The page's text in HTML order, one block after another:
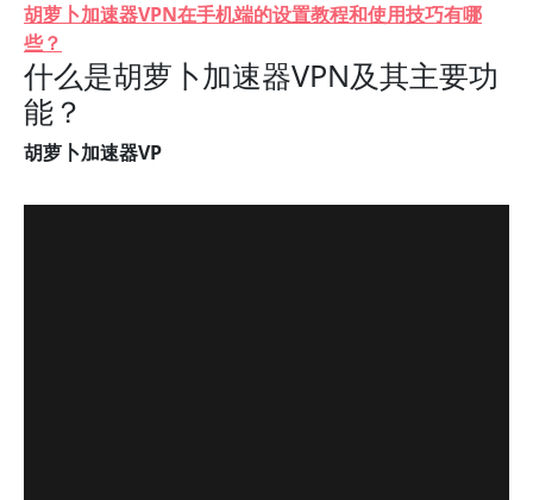
胡萝卜加速器VPN在手机端的设置教程和使用技巧有哪
些？
什么是胡萝卜加速器VPN及其主要功
能？
胡萝卜加速器VP